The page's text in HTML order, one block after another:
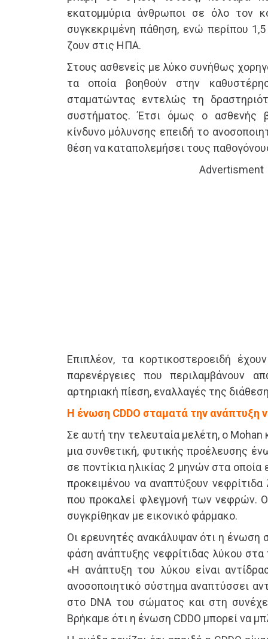
εκατομμύρια άνθρωποι σε όλο τον
συγκεκριμένη πάθηση, ενώ περίπου
ζουν στις ΗΠΑ.
Στους ασθενείς με λύκο συνήθως
τα οποία βοηθούν στην
σταματώντας εντελώς τη
συστήματος. Έτσι όμως ο ασθενής
κίνδυνο μόλυνσης επειδή το
θέση να καταπολεμήσει τους
Advertisment
Επιπλέον, τα κορτικοστεροειδή
παρενέργειες που περιλαμβάνουν
αρτηριακή πίεση, εναλλαγές της
Η ένωση CDDO σταματά την ανάπτυξη
Σε αυτή την τελευταία μελέτη, ο Mohan
μια συνθετική, φυτικής προέλευσης
σε ποντίκια ηλικίας 2 μηνών στα οποία
προκειμένου να αναπτύξουν
που προκαλεί φλεγμονή των νεφρών.
συγκρίθηκαν με εικονικό φάρμακο.
Οι ερευνητές ανακάλυψαν ότι η ένωση
φάση ανάπτυξης νεφρίτιδας λύκου στα
«Η ανάπτυξη του λύκου είναι
ανοσοποιητικό σύστημα αναπτύσσει
στο DNA του σώματος και στη
Βρήκαμε ότι η ένωση CDDO μπορεί να